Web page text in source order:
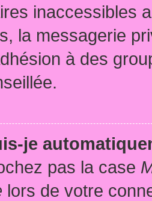
inaccessibles
la messagerie
à des
je
pas la case
lors de votre